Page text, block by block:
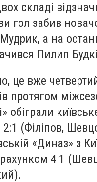
складі
гол забив
а на
Пилип
це вже
протягом
обіграли
(Філіпов,
«Диназ» з
рахунком 4:1